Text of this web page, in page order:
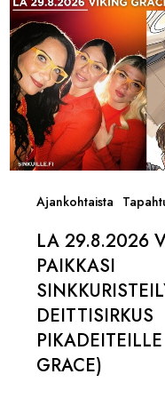
Ajankohtaista
Deittisirkus
pikadeiteille
(Viking
Grace)
LA 29.8.2026
PAIKKASI
DEITTISIRKUS
GRACE)